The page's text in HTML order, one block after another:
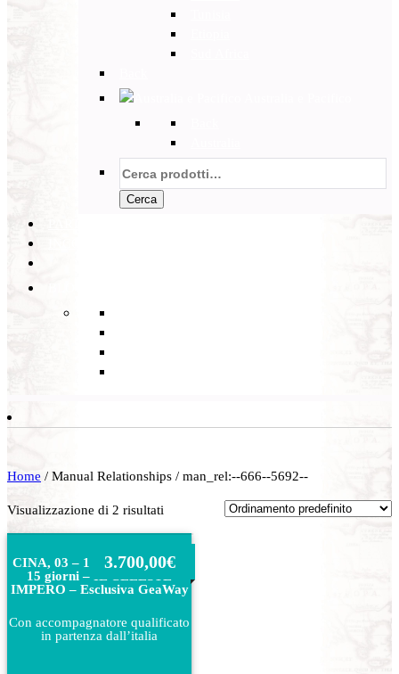
Cerca:
Cerca
Home / Manual Relationships / man_rel:--666--5692--
Visualizzazione di 2 risultati
CINA, 03 – 17 APRILE 2027-
15 giorni – IL CELESTE
IMPERO – Esclusiva GeaWay
Con accompagnatore qualificato
in partenza dall’italia
3.700,00€